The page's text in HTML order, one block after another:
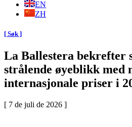
EN
ZH
[ Søk ]
La Ballestera bekrefter
strålende øyeblikk med
internasjonale priser i
[ 7 de juli de 2026 ]